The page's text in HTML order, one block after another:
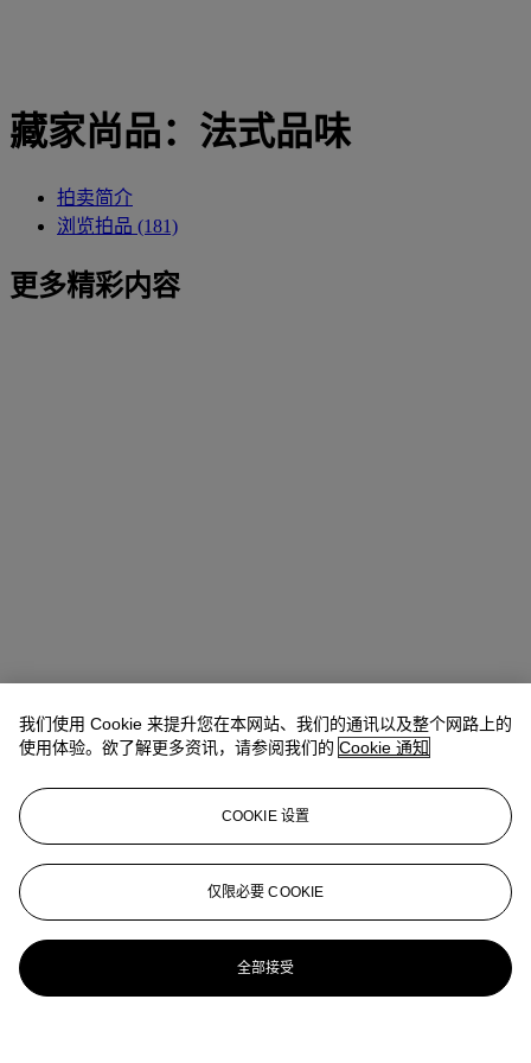
藏家尚品：法式品味
拍卖简介
浏览拍品 (181)
更多精彩内容
我们使用 Cookie 来提升您在本网站、我们的通讯以及整个网路上的
使用体验。欲了解更多资讯，请参阅我们的 Cookie 通知
COOKIE 设置
仅限必要 COOKIE
全部接受